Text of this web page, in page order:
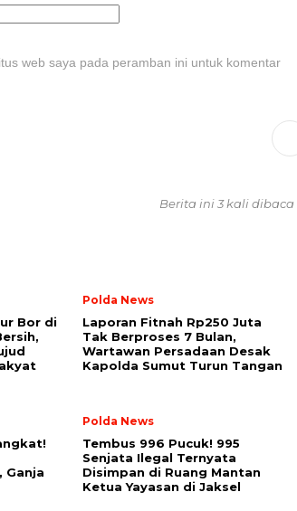
web saya pada peramban ini untuk komentar
Berita ini 3 kali dibaca
Bor di
Polda News
Laporan Fitnah Rp250 Juta
Tak Berproses 7 Bulan,
Wartawan Persadaan Desak
Kapolda Sumut Turun Tangan
Ganja
Polda News
Tembus 996 Pucuk! 995
Senjata Ilegal Ternyata
Disimpan di Ruang Mantan
Ketua Yayasan di Jaksel